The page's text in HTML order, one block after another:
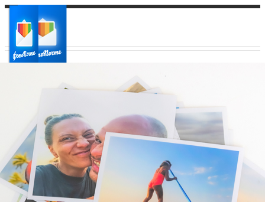
Ваш регион доставки
Выберите из списка: